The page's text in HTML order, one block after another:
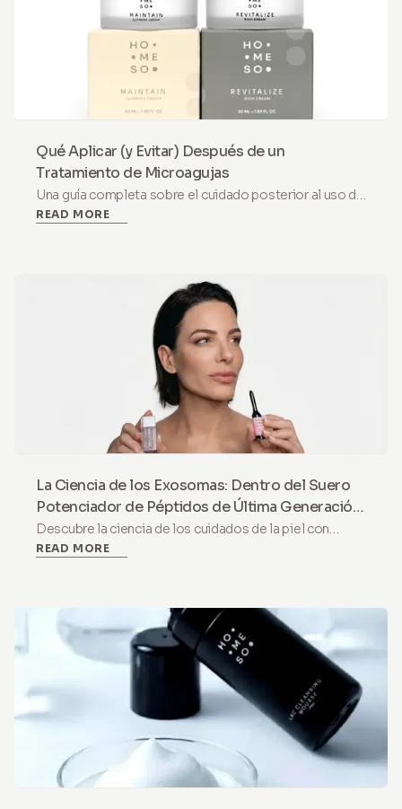
Qué Aplicar (y Evitar) Después de un
Tratamiento de Microagujas
Una guía completa sobre el cuidado posterior al uso de
microagujas. Descubre qué ingredientes usar (Ácido
READ MORE
La Ciencia de los Exosomas: Dentro del Suero
Potenciador de Péptidos de Última Generación
de HoMEso
Descubre la ciencia de los cuidados de la piel con
exosomas. Un suero potenciador de péptidos no
READ MORE